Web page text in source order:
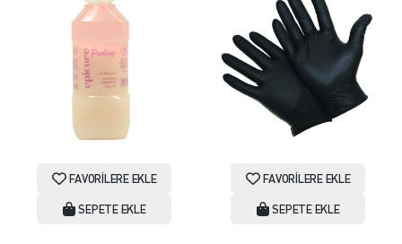
FAVORILERE EKLE
SEPETE EKLE
FAVORILERE EKLE
SEPETE EKLE